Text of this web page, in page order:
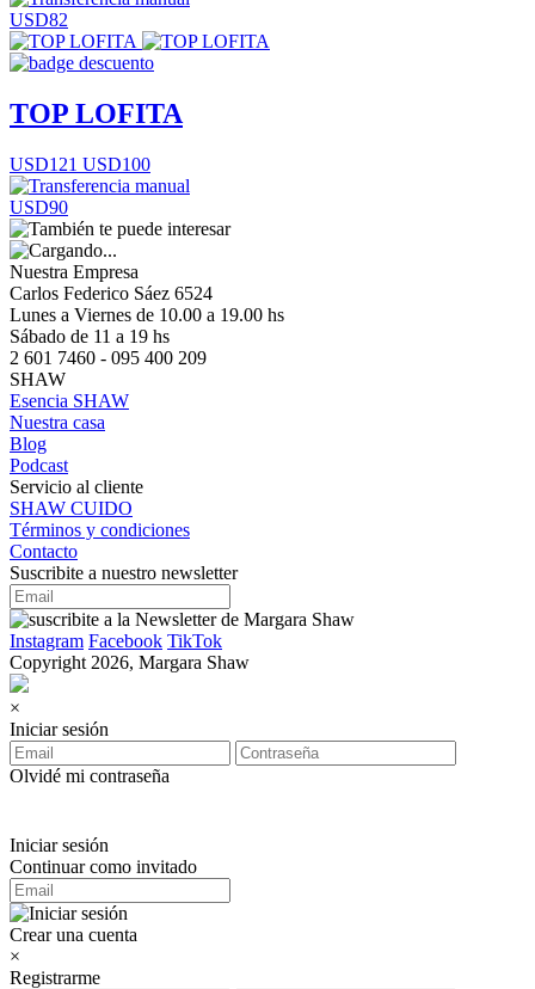
USD82
TOP LOFITA
USD121 USD100
USD90
Nuestra Empresa
Carlos Federico Sáez 6524
Lunes a Viernes de 10.00 a 19.00 hs
Sábado de 11 a 19 hs
2 601 7460 - 095 400 209
SHAW
Esencia SHAW
Nuestra casa
Blog
Podcast
Servicio al cliente
SHAW CUIDO
Términos y condiciones
Contacto
Suscribite a nuestro newsletter
Instagram Facebook TikTok
Copyright 2026, Margara Shaw
×
Iniciar sesión
Olvidé mi contraseña
Iniciar sesión
Continuar como invitado
Crear una cuenta
×
Registrarme